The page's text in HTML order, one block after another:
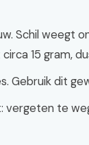
Schil weegt
15 gram,
Gebruik dit
vergeten te